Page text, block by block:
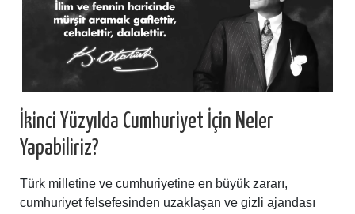
İkinci Yüzyılda Cumhuriyet İçin Neler
Yapabiliriz?
Türk milletine ve cumhuriyetine en büyük zararı,
cumhuriyet felsefesinden uzaklaşan ve gizli ajandası